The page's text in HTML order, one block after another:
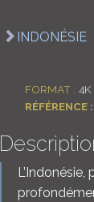
INDONÉSIE
FORMAT : 4K
RÉFÉRENCE :